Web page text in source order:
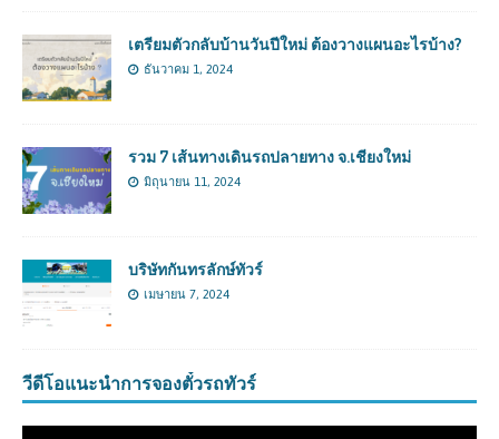
เตรียมตัวกลับบ้านวันปีใหม่ ต้องวางแผนอะไรบ้าง?
ธันวาคม 1, 2024
รวม 7 เส้นทางเดินรถปลายทาง จ.เชียงใหม่
มิถุนายน 11, 2024
บริษัทกันทรลักษ์ทัวร์
เมษายน 7, 2024
วีดีโอแนะนำการจองตั๋วรถทัวร์